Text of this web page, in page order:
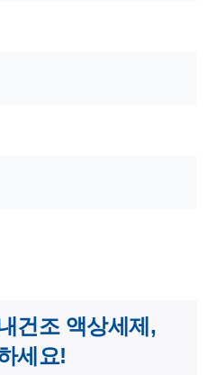
건조 액상세제,
세요!